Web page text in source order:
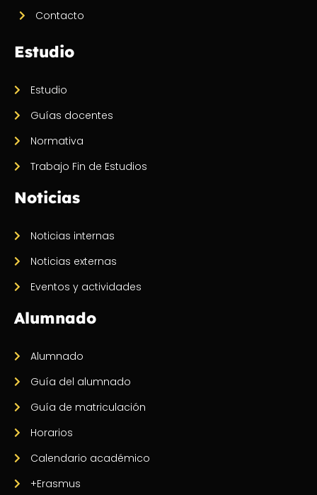
Contacto
Estudio
Estudio
Guías docentes
Normativa
Trabajo Fin de Estudios
Noticias
Noticias internas
Noticias externas
Eventos y actividades
Alumnado
Alumnado
Guía del alumnado
Guía de matriculación
Horarios
Calendario académico
+Erasmus